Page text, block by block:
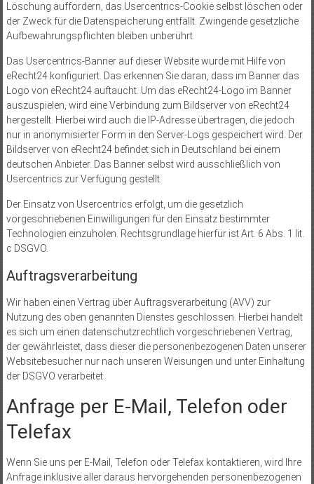
Löschung auffordern, das Usercentrics-Cookie selbst löschen oder
der Zweck für die Datenspeicherung entfällt. Zwingende gesetzliche
Aufbewahrungspflichten bleiben unberührt.
Das Usercentrics-Banner auf dieser Website wurde mit Hilfe von
eRecht24 konfiguriert. Das erkennen Sie daran, dass im Banner das
Logo von eRecht24 auftaucht. Um das eRecht24-Logo im Banner
auszuspielen, wird eine Verbindung zum Bildserver von eRecht24
hergestellt. Hierbei wird auch die IP-Adresse übertragen, die jedoch
nur in anonymisierter Form in den Server-Logs gespeichert wird. Der
Bildserver von eRecht24 befindet sich in Deutschland bei einem
deutschen Anbieter. Das Banner selbst wird ausschließlich von
Usercentrics zur Verfügung gestellt.
Der Einsatz von Usercentrics erfolgt, um die gesetzlich
vorgeschriebenen Einwilligungen für den Einsatz bestimmter
Technologien einzuholen. Rechtsgrundlage hierfür ist Art. 6 Abs. 1 lit.
c DSGVO.
Auftragsverarbeitung
Wir haben einen Vertrag über Auftragsverarbeitung (AVV) zur
Nutzung des oben genannten Dienstes geschlossen. Hierbei handelt
es sich um einen datenschutzrechtlich vorgeschriebenen Vertrag,
der gewährleistet, dass dieser die personenbezogenen Daten unserer
Websitebesucher nur nach unseren Weisungen und unter Einhaltung
der DSGVO verarbeitet.
Anfrage per E-Mail, Telefon oder
Telefax
Wenn Sie uns per E-Mail, Telefon oder Telefax kontaktieren, wird Ihre
Anfrage inklusive aller daraus hervorgehenden personenbezogenen